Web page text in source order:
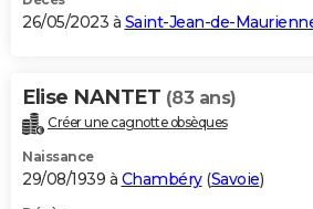
26/05/2023 à Saint-Jean-de-
Elise NANTET (83 ans)
Créer une cagnotte obsèques
Naissance
29/08/1939 à Chambéry(Savoie)